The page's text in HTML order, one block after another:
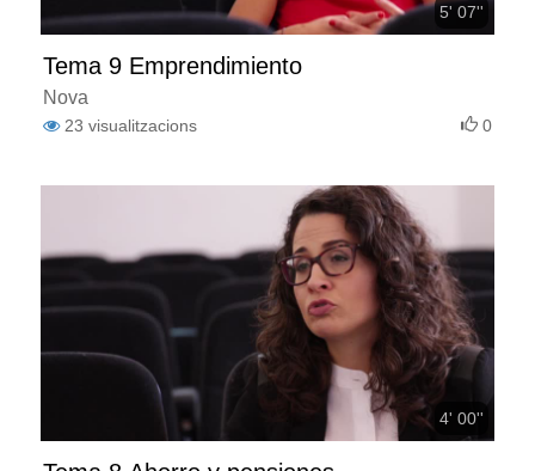
5' 07''
Tema 9 Emprendimiento
Nova
23 visualitzacions 0
4' 00''